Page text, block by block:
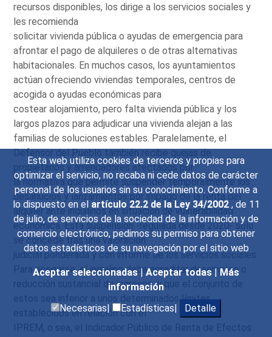
Esta web utiliza cookies de terceros y propias para
optimizar el servicio, no recaba ni cede datos de carácter
personal de los usuarios sin su conocimiento. Conforme a
lo dispuesto en el artículo 22.2 de la Ley 34/2002 , de 11
de julio, de servicios de la sociedad de la información y de
comercio electrónico, pedimos su permiso para obtener
datos estadísticos de su navegación por el sitio web
Aceptar seleccionadas|Aceptar todas|Más
información
Necesarias|
Estadísticas| Detalle
recursos disponibles, los dirige a los servicios sociales y
les recomienda
solicitar vivienda pública o ayudas de emergencia para
afrontar el pago de alquileres o de otras alternativas
habitacionales. En muchos casos, los ayuntamientos
actúan ofreciendo viviendas temporales, centros de
acogida o ayudas económicas para
costear alojamiento, pero falta vivienda pública y los
largos plazos para adjudicar una vivienda alejan a las
familias de soluciones estables. Paralelamente, el
Defensor del Pueblo también recibe quejas de
propietarios y arrendadores afectados por
la normativa que permite suspender temporalmente los
desahucios y lanzamientos por impago de la renta del
alquiler ante inquilinos en situación de vulnerabilidad
económica. Esta suspensión -regulada desde 2020- solo
se concede tras una valoración
judicial ponderada y con informe de los servicios sociales.
Para acogerse, el inquilino debe acreditar desempleo o
reducción sustancial de ingresos, y que el conjunto de
estos sea inferior a unos determinados límites
establecidos en relación con el
IPREM, o sea, el Indicador Público de Renta de Efectos